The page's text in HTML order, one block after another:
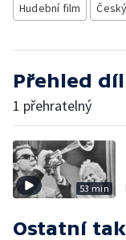
Hudební film
Přehled
1 přehratelný
53 min
Ostatní